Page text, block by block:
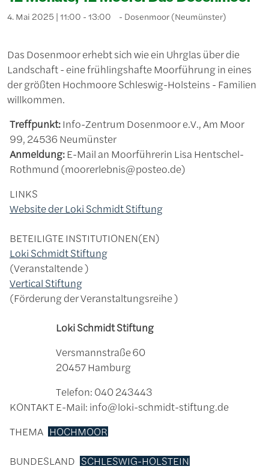
4. Mai 2025 | 11:00 - 13:00 Dosenmoor (Neumünster)
Das Dosenmoor erhebt sich wie ein Uhrglas über die
Landschaft - eine frühlingshafte Moorführung in eines
der größten Hochmoore Schleswig-Holsteins - Familien
willkommen.
Treffpunkt: Info-Zentrum Dosenmoor e.V., Am Moor
99, 24536 Neumünster
Anmeldung:E-Mail an Moorführerin Lisa Hentschel-
Rothmund (moorerlebnis@posteo.de)
LINKS
Website der Loki Schmidt Stiftung
BETEILIGTE INSTITUTIONEN(EN)
Loki Schmidt Stiftung
Veranstaltende
Vertical Stiftung
Förderung der Veranstaltungsreihe
KONTAKT
Loki Schmidt Stiftung
Versmannstraße 60
20457 Hamburg
Telefon: 040 243443
E-Mail: info@loki-schmidt-stiftung.de
THEMA HOCHMOOR
BUNDESLAND SCHLESWIG-HOLSTEIN